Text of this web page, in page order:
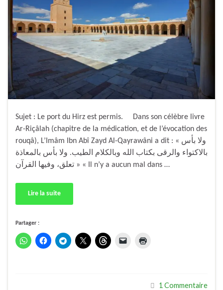
Sujet : Le port du Hirz est permis. Dans son célèbre livre
Ar-Riçâlah (chapitre de la médication, et de l’évocation des
rouqâ), L’Imâm Ibn Abî Zayd Al-Qayrawâni a dit : « ولا بأس
بالاكتواء والرقى بكتاب الله وبالكلام الطيب. ولا بأس بالمعاذة
تعلق، وفيها القرآن » « Il n’y a aucun mal dans …
Lire la suite
Partager :
1 Commentaire